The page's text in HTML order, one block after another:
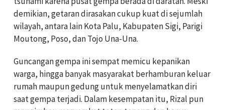
demikian, getaran dirasakan cukup kuat di sejumlah
wilayah, antara lain Kota Palu, Kabupaten Sigi, Parigi
Moutong, Poso, dan Tojo Una-Una.
Guncangan gempa ini sempat memicu kepanikan
warga, hingga banyak masyarakat berhamburan keluar
rumah maupun gedung untuk menyelamatkan diri
saat gempa terjadi. Dalam kesempatan itu, Rizal pun